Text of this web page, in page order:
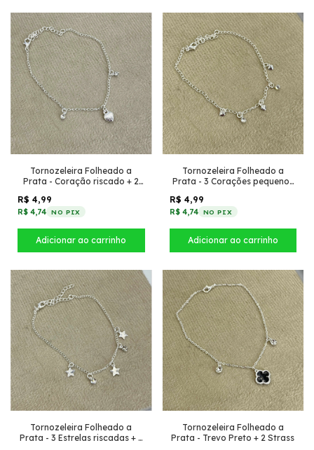
Tornozeleira Folheado a
Prata - Coração riscado + 2
R$ 4,99
R$ 4,74 NO PIX
Tornozeleira Folheado a
Prata - 3 Corações pequenos
R$ 4,99
R$ 4,74 NO PIX
Tornozeleira Folheado a
Prata - 3 Estrelas riscadas + 2
Tornozeleira Folheado a
Prata - Trevo Preto + 2 Strass